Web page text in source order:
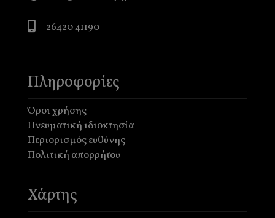
26420 41190
Πληροφορίες
Όροι χρήσης
Πνευματική ιδιοκτησία
Περιορισμός ευθύνης
Πολιτική απορρήτου
Χάρτης